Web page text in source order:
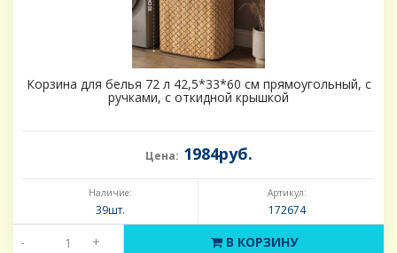
Корзина для белья 72 л 42,5*33*60 см прямоугольный, с
ручками, с откидной крышкой
Цена: 1984руб.
Наличие:
39шт.
Артикул:
172674
- + В КОРЗИНУ